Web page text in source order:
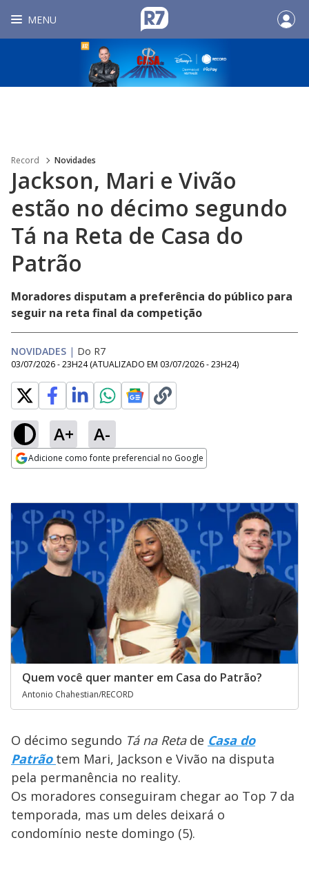
MENU
Record Novidades
Jackson, Mari e Vivão
estão no décimo segundo
Tá na Reta de Casa do
Patrão
Moradores disputam a preferência do público para
seguir na reta final da competição
NOVIDADES | Do R7
03/07/2026 - 23H24 (ATUALIZADO EM 03/07/2026 - 23H24)
A+ A-
Adicione como fonte preferencial no Google
Quem você quer manter em Casa do Patrão?
Antonio Chahestian/RECORD
O décimo segundo Tá na Retade Casa do
Patrão tem Mari, Jackson e Vivão na disputa
pela permanência no reality.
Os moradores conseguiram chegar ao Top 7 da
temporada, mas um deles deixará o
condomínio neste domingo (5).